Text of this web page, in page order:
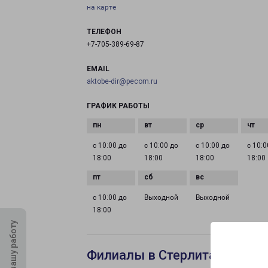
на карте
ТЕЛЕФОН
+7-705-389-69-87
EMAIL
aktobe-dir@pecom.ru
ГРАФИК РАБОТЫ
с 10:00 до
18:00
с 10:00 до
18:00
с 10:00 до
18:00
с
18:00
с 10:00 до
18:00
Выходной Выходной
Филиалы в Стерлитамаке